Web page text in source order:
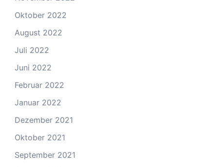
Oktober 2022
August 2022
Juli 2022
Juni 2022
Februar 2022
Januar 2022
Dezember 2021
Oktober 2021
September 2021